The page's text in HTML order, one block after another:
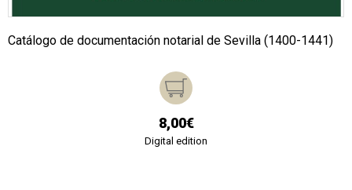
Catálogo de documentación notarial de Sevilla (1400-1441)
8,00€
Digital edition